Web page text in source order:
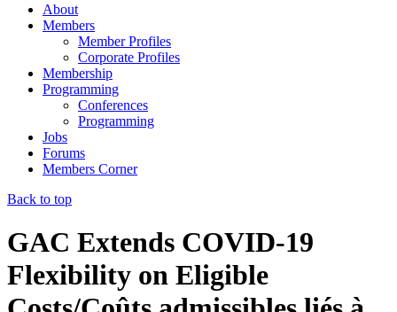
About
Members
Member Profiles
Corporate Profiles
Membership
Programming
Conferences
Programming
Jobs
Forums
Members Corner
Back to top
GAC Extends COVID-19
Flexibility on Eligible